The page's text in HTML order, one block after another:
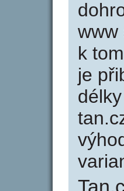
www
k
je